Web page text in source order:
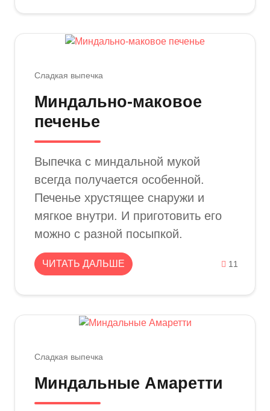
Сладкая выпечка
Миндально-маковое
печенье
Выпечка с миндальной мукой
всегда получается особенной.
Печенье хрустящее снаружи и
мягкое внутри. И приготовить его
можно с разной посыпкой.
ЧИТАТЬ ДАЛЬШЕ 11
Сладкая выпечка
Миндальные Амаретти